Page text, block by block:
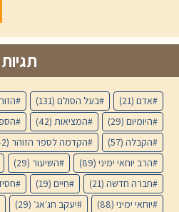
תגיות
אדם (21) בעל הסולם (131)
היומיום (29) המציאות (42)
הקבלה (57) הקדמה לספר הזוהר (42)
הרב יוחאי ימיני (89) השיעור (29)
חברה חדשה (21) חיים (19)
יוחאי ימיני (88) יעקב חג׳אג׳ (29)